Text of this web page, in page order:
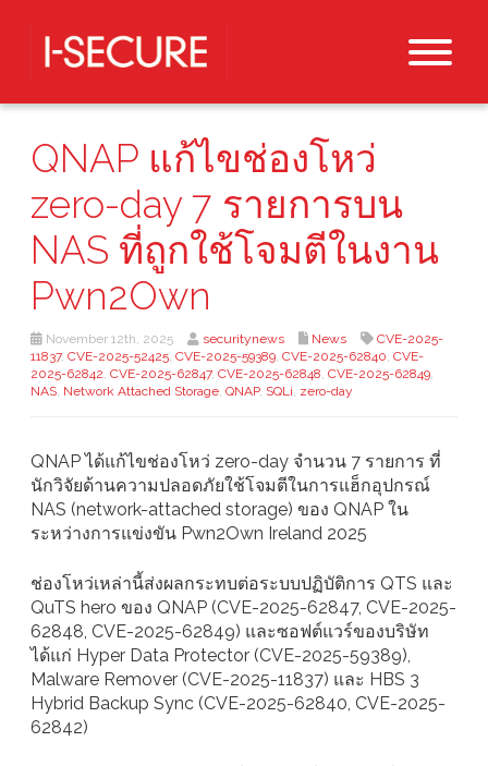
QNAP แก้ไขช่องโหว่
zero-day 7 รายการบน
NAS ที่ถูกใช้โจมตีในงาน
Pwn2Own
November 12th, 2025 securitynews News
CVE-2025-
11837, CVE-2025-52425, CVE-2025-59389, CVE-2025-62840, CVE-
2025-62842, CVE-2025-62847, CVE-2025-62848, CVE-2025-62849,
NAS, Network Attached Storage, QNAP, SQLi, zero-day
QNAP ได้แก้ไขช่องโหว่ zero-day จำนวน 7 รายการ ที่
นักวิจัยด้านความปลอดภัยใช้โจมตีในการแฮ็กอุปกรณ์
NAS (network-attached storage) ของ QNAP ใน
ระหว่างการแข่งขัน Pwn2Own Ireland 2025
ช่องโหว่เหล่านี้ส่งผลกระทบต่อระบบปฏิบัติการ QTS และ
QuTS hero ของ QNAP (CVE-2025-62847, CVE-2025-
62848, CVE-2025-62849) และซอฟต์แวร์ของบริษัท
ได้แก่ Hyper Data Protector (CVE-2025-59389),
Malware Remover (CVE-2025-11837) และ HBS 3
Hybrid Backup Sync (CVE-2025-62840, CVE-2025-
62842)